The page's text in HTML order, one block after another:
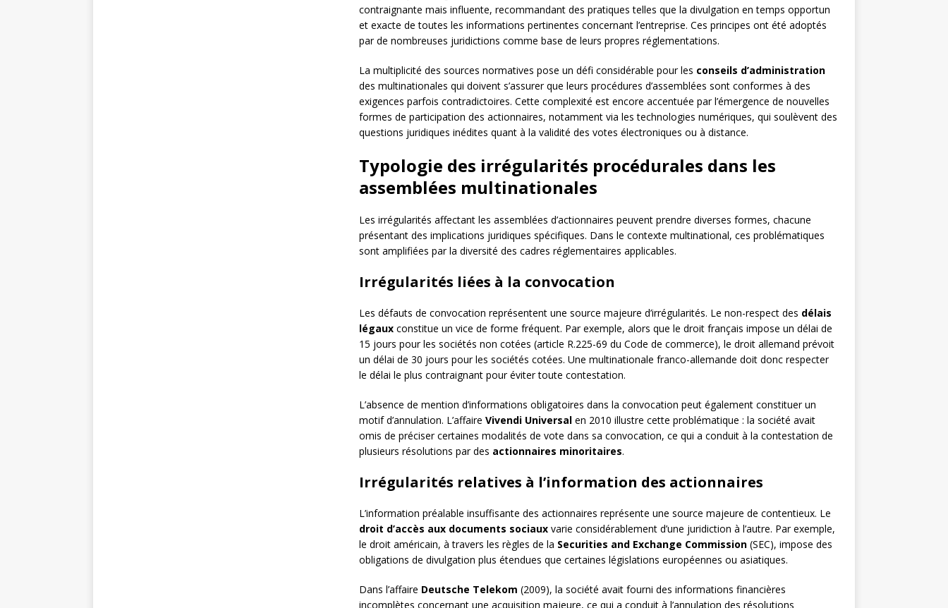
contraignante mais influente, recommandant des pratiques telles que la divulgation en temps opportun
et exacte de toutes les informations pertinentes concernant l’entreprise. Ces principes ont été adoptés
par de nombreuses juridictions comme base de leurs propres réglementations.
La multiplicité des sources normatives pose un défi considérable pour les conseils d’administration
des multinationales qui doivent s’assurer que leurs procédures d’assemblées sont conformes à des
exigences parfois contradictoires. Cette complexité est encore accentuée par l’émergence de nouvelles
formes de participation des actionnaires, notamment via les technologies numériques, qui soulèvent des
questions juridiques inédites quant à la validité des votes électroniques ou à distance.
Typologie des irrégularités procédurales dans les
assemblées multinationales
Les irrégularités affectant les assemblées d’actionnaires peuvent prendre diverses formes, chacune
présentant des implications juridiques spécifiques. Dans le contexte multinational, ces problématiques
sont amplifiées par la diversité des cadres réglementaires applicables.
Irrégularités liées à la convocation
Les défauts de convocation représentent une source majeure d’irrégularités. Le non-respect des délais
légauxconstitue un vice de forme fréquent. Par exemple, alors que le droit français impose un délai de
15 jours pour les sociétés non cotées (article R.225-69 du Code de commerce), le droit allemand prévoit
un délai de 30 jours pour les sociétés cotées. Une multinationale franco-allemande doit donc respecter
le délai le plus contraignant pour éviter toute contestation.
L’absence de mention d’informations obligatoires dans la convocation peut également constituer un
motif d’annulation. L’affaire Vivendi Universalen 2010 illustre cette problématique : la société avait
omis de préciser certaines modalités de vote dans sa convocation, ce qui a conduit à la contestation de
plusieurs résolutions par des actionnaires minoritaires.
Irrégularités relatives à l’information des actionnaires
L’information préalable insuffisante des actionnaires représente une source majeure de contentieux. Le
droit d’accès aux documents sociauxvarie considérablement d’une juridiction à l’autre. Par exemple,
le droit américain, à travers les règles de la Securities and Exchange Commission(SEC), impose des
obligations de divulgation plus étendues que certaines législations européennes ou asiatiques.
Dans l’affaire Deutsche Telekom (2009), la société avait fourni des informations financières
incomplètes concernant une acquisition majeure, ce qui a conduit à l’annulation des résolutions